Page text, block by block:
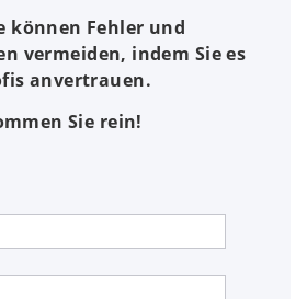
können Fehler und
vermeiden, indem Sie es
anvertrauen.
Sie rein!